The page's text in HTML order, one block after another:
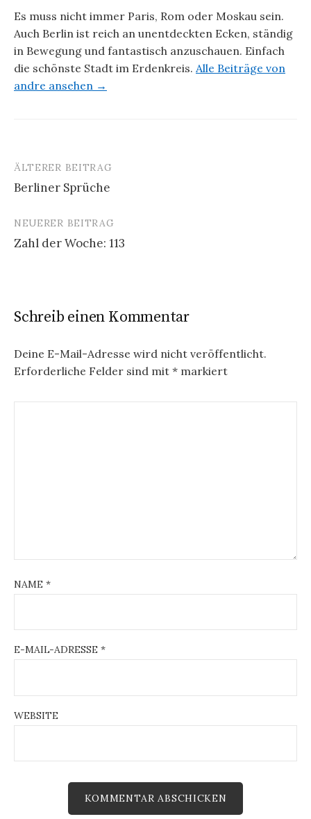
Es muss nicht immer Paris, Rom oder Moskau sein.
Auch Berlin ist reich an unentdeckten Ecken, ständig
in Bewegung und fantastisch anzuschauen. Einfach
die schönste Stadt im Erdenkreis. Alle Beiträge von
andre ansehen →
Beitrags-
Navigation
ÄLTERER BEITRAG
Berliner Sprüche
NEUERER BEITRAG
Zahl der Woche: 113
Schreib einen Kommentar
Deine E-Mail-Adresse wird nicht veröffentlicht.
Erforderliche Felder sind mit * markiert
NAME *
E-MAIL-ADRESSE *
WEBSITE